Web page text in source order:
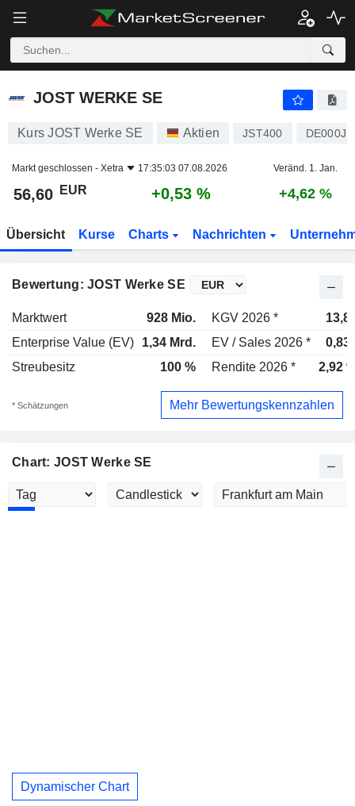
JOST WERKE SE
JOST WERKE SE
Kurs JOST Werke SE Aktien JST400
Markt geschlossen - Xetra 17:35:03 07.08.2026 Veränd. 1. Jan.
56,60 EUR +0,53 % +4,62 %
Übersicht Kurse Charts Nachrichten
Bewertung: JOST Werke SE
Marktwert 928 Mio. KGV 2026 *
Enterprise Value (EV)
1,34 Mrd. EV / Sales 2026 *
Streubesitz
100 % Rendite 2026 * 2,92
* Schätzungen Mehr Bewertungskennzahlen
Chart: JOST Werke SE
Dynamischer Chart